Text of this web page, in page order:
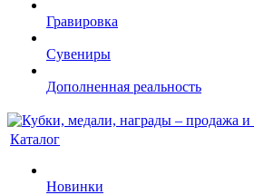
Гравировка
Сувениры
Дополненная реальность
Каталог
Новинки